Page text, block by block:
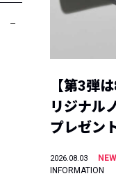
【第3弾
リジナル
プレゼン
2026.08.03
NEW
INFORMATION